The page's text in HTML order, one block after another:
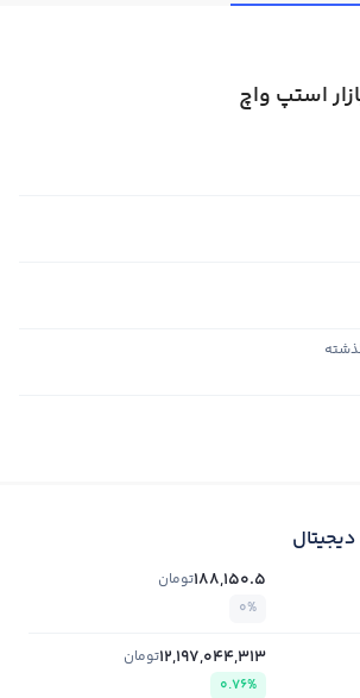
استپ واچ
188,150.5تومان
0%
12,197,044,313تومان
0.76%